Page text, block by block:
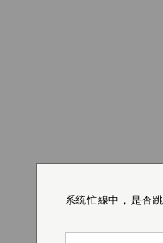
系統忙線中，是否
系統忙線中，是否
系統忙線中，是否
系統忙線中，是否
系統忙線中，是否